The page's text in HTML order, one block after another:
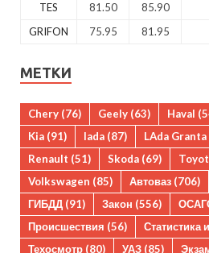
TES
81.50 85.90
GRIFON
75.95 81.95
МЕТКИ
Chery (76) Geely (63) Haval
Kia (91) lada (87) LAda Granta
Renault (51) Skoda (69)
Volkswagen (85) Автоваз (706)
ГИБДД (91) Закон (556)
Происшествия (56) Статистика
Техосмотр (80) УАЗ (85)